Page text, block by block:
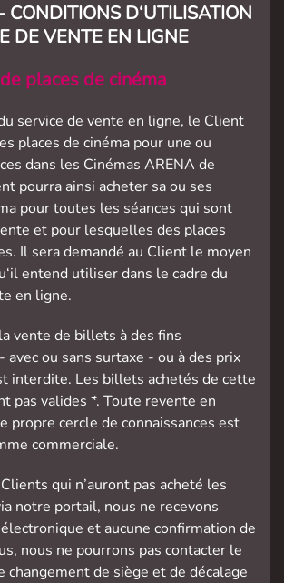
CONDITIONS D‘UTILISATION
DE VENTE EN LIGNE
places de cinéma
service de vente en ligne, le Client
places de cinéma pour une ou
dans les Cinémas ARENA de
pourra ainsi acheter sa ou ses
pour toutes les séances qui sont
et pour lesquelles des places
Il sera demandé au Client le moyen
entend utiliser dans le cadre du
en ligne.
vente de billets à des fins
avec ou sans surtaxe - ou à des prix
interdite. Les billets achetés de cette
pas valides *. Toute revente en
propre cercle de connaissances est
commerciale.
qui n’auront pas acheté les
notre portail, nous ne recevons
et aucune confirmation de
nous ne pourrons pas contacter le
changement de siège et de décalage